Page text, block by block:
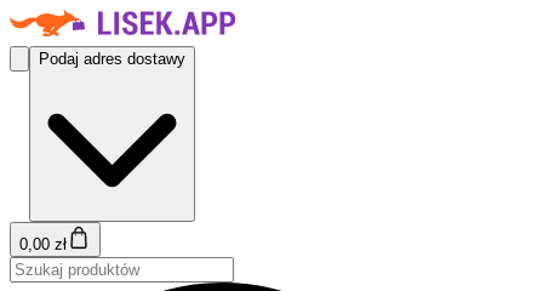
Podaj adres dostawy
0,00 zł